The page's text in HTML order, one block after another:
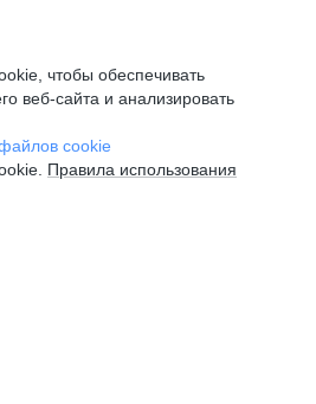
чтобы обеспечивать
веб-сайта и анализировать
cookie
Правила использования